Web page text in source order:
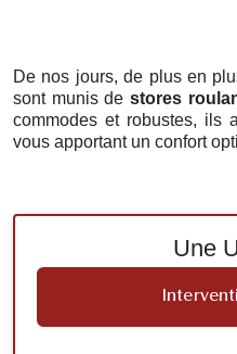
De nos jours, de plus en
sont munis de stores
commodes et robustes, ils
vous apportant un confort
Une